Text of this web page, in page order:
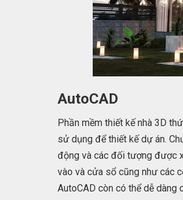
AutoCAD
Phần mềm thiết kế nhà 3D
sử dụng để thiết kế dự án.
động và các đối tượng được
vào và cửa sổ cũng như các
AutoCAD còn có thể dễ dàng